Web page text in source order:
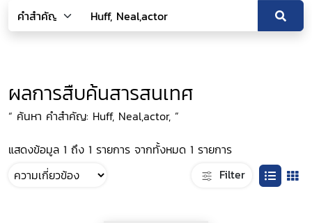
ผลการสืบค้นสารสนเทศ
“ ค้นหา คำสำคัญ: Huff, Neal,actor, ”
แสดงข้อมูล 1 ถึง 1 รายการ จากทั้งหมด 1 รายการ
Filter